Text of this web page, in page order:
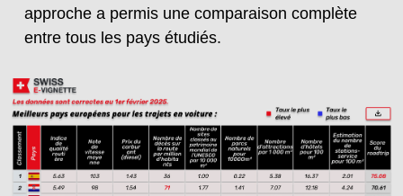
approche a permis une comparaison complète
entre tous les pays étudiés.